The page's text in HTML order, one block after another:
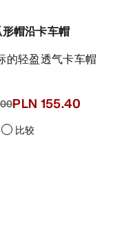
帽沿卡车帽
的轻盈透气卡车帽
PLN 155.40
比较